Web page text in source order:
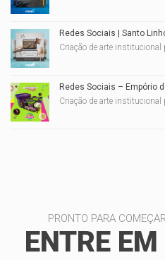
Redes Sociais | Santo
Criação de arte institucional
Redes Sociais – Empório
Criação de arte institucional
PRONTO PARA
ENTRE EM